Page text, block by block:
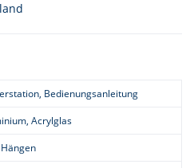
Bedienungsanleitung
Acrylglas